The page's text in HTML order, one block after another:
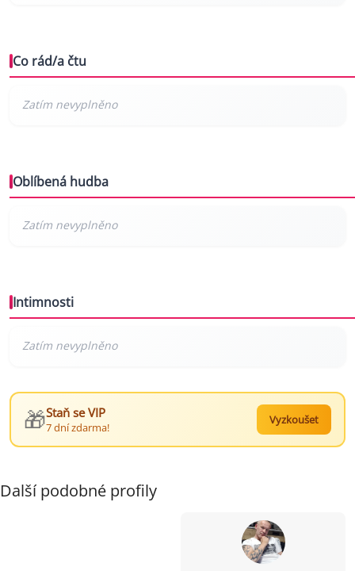
Co rád/a čtu
Oblíbená hudba
Intimnosti
🎁Staň se VIP
7 dní zdarma!
Vyzkoušet
Další podobné profily